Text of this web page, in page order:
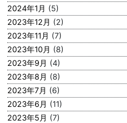
2024年1月 (5)
2023年12月 (2)
2023年11月 (7)
2023年10月 (8)
2023年9月 (4)
2023年8月 (8)
2023年7月 (6)
2023年6月 (11)
2023年5月 (7)